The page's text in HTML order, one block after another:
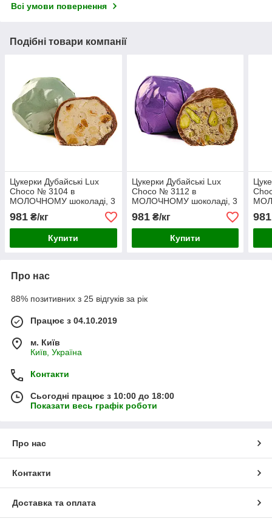
Всі умови повернення
Подібні товари компанії
Цукерки Дубайські Lux
Choco № 3104 в
МОЛОЧНОМУ шоколаді, 3
кг
981 ₴/кг
Купити
Цукерки Дубайські Lux
Choco № 3112 в
МОЛОЧНОМУ шоколаді, 3
кг
981₴/кг
Купити
кг
981
Про нас
88% позитивних з 25 відгуків за рік
Працює з 04.10.2019
м. Київ
Київ, Україна
Контакти
Сьогодні працює з 10:00 до 18:00
Показати весь графік роботи
Про нас
Контакти
Доставка та оплата